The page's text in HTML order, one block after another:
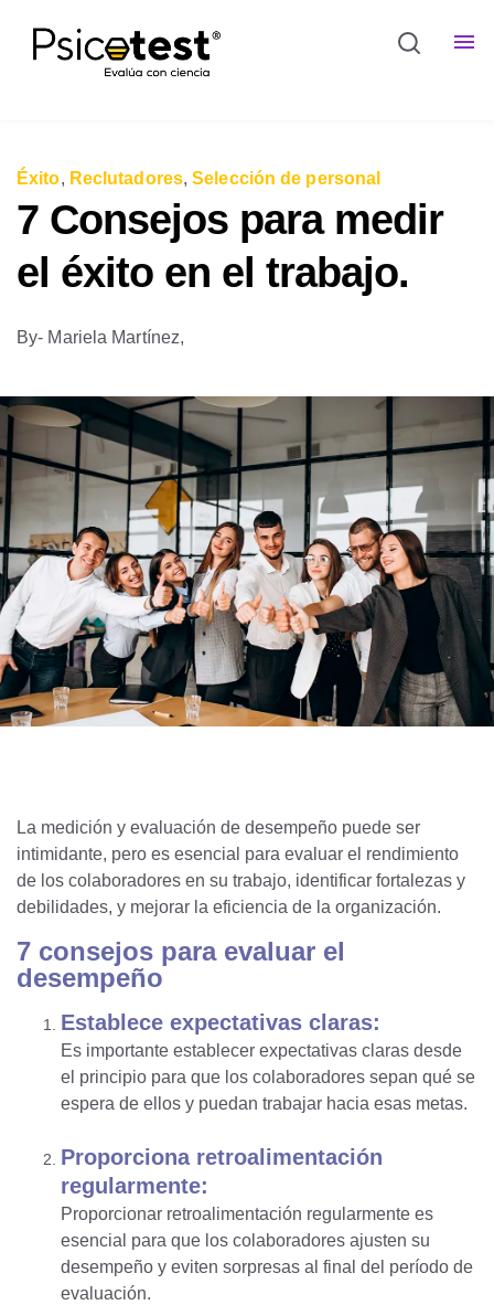
Éxito, Reclutadores,Selección de personal
7 Consejos para medir
el éxito en el trabajo.
By- Mariela Martínez,
La medición y evaluación de desempeño puede ser
intimidante, pero es esencial para evaluar el rendimiento
de los colaboradores en su trabajo, identificar fortalezas y
debilidades, y mejorar la eficiencia de la organización.
7 consejos para evaluar el
desempeño
Establece expectativas claras:
Es importante establecer expectativas claras desde
el principio para que los colaboradores sepan qué se
espera de ellos y puedan trabajar hacia esas metas.
Proporciona retroalimentación
regularmente:
Proporcionar retroalimentación regularmente es
esencial para que los colaboradores ajusten su
desempeño y eviten sorpresas al final del período de
evaluación.